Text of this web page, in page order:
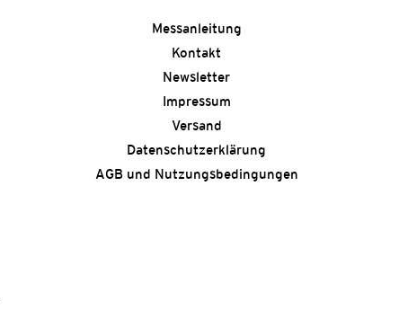
Messanleitung
Kontakt
Newsletter
Impressum
Versand
Datenschutzerklärung
AGB und Nutzungsbedingungen